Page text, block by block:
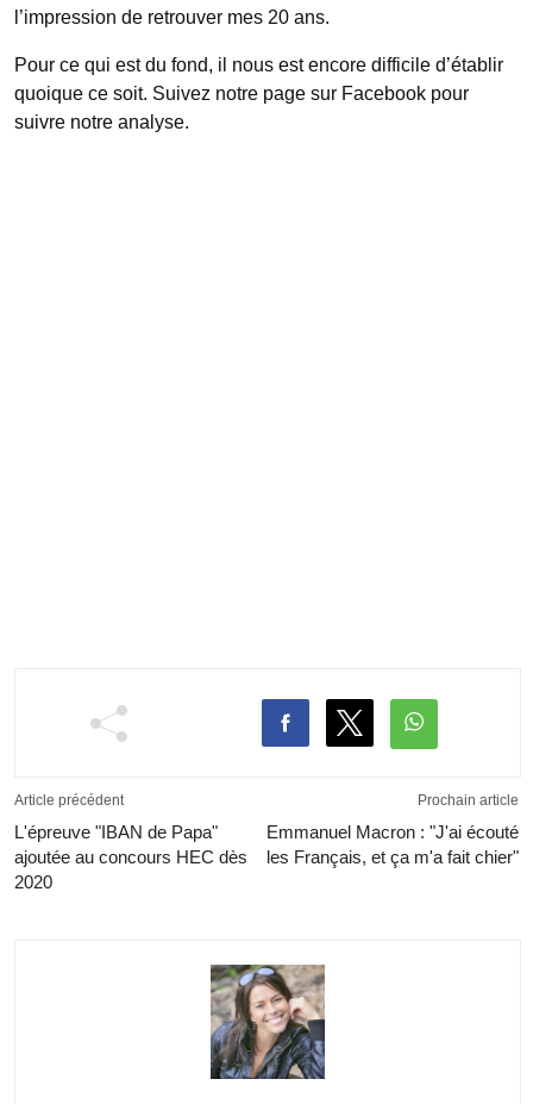
l’impression de retrouver mes 20 ans.
Pour ce qui est du fond, il nous est encore difficile d’établir
quoique ce soit. Suivez notre page sur Facebook pour
suivre notre analyse.
Article précédent
L'épreuve "IBAN de Papa"
ajoutée au concours HEC dès
2020
Prochain article
Emmanuel Macron : "J'ai écouté
les Français, et ça m'a fait chier"